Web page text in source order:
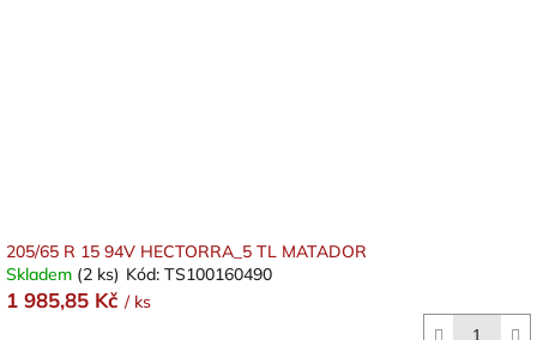
205/65 R 15 94V HECTORRA_5 TL MATADOR
Skladem (2 ks) Kód: TS100160490
1 985,85 Kč / ks